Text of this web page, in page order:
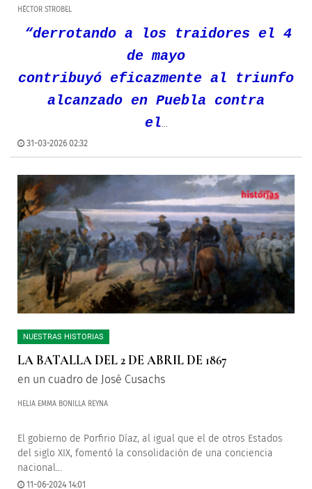
HÉCTOR STROBEL
“derrotando a los traidores el 4
de mayo
contribuyó eficazmente al triunfo
alcanzado en Puebla contra
el...
31-03-2026 02:32
NUESTRAS HISTORIAS
LA BATALLA DEL 2 DE ABRIL DE 1867
en un cuadro de José Cusachs
HELIA EMMA BONILLA REYNA
El gobierno de Porfirio Díaz, al igual que el de otros Estados
del siglo XIX, fomentó la consolidación de una conciencia
nacional...
11-06-2024 14:01